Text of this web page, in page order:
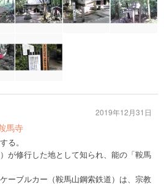
馬寺
る。
が修行した地として知られ、能の「鞍馬
ーブルカー（鞍馬山鋼索鉄道）は、宗教
2019年12月31日